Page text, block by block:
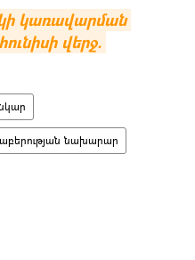
կառավարման
վերջ.
նախարար